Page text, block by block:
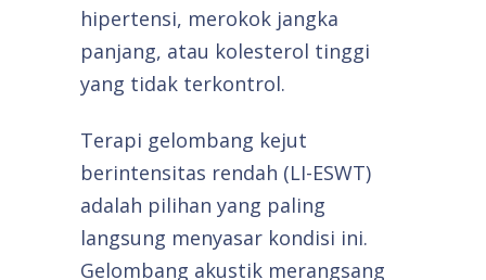
hipertensi, merokok jangka
panjang, atau kolesterol tinggi
yang tidak terkontrol.
Terapi gelombang kejut
berintensitas rendah (LI-ESWT)
adalah pilihan yang paling
langsung menyasar kondisi ini.
Gelombang akustik merangsang